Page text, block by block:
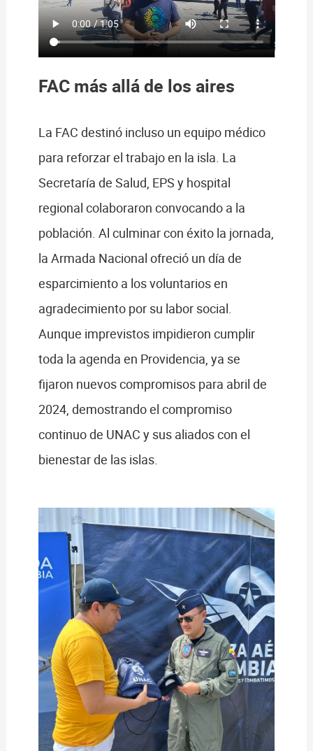
FAC más allá de los aires
La FAC destinó incluso un equipo médico
para reforzar el trabajo en la isla. La
Secretaría de Salud, EPS y hospital
regional colaboraron convocando a la
población. Al culminar con éxito la jornada,
la Armada Nacional ofreció un día de
esparcimiento a los voluntarios en
agradecimiento por su labor social.
Aunque imprevistos impidieron cumplir
toda la agenda en Providencia, ya se
fijaron nuevos compromisos para abril de
2024, demostrando el compromiso
continuo de UNAC y sus aliados con el
bienestar de las islas.